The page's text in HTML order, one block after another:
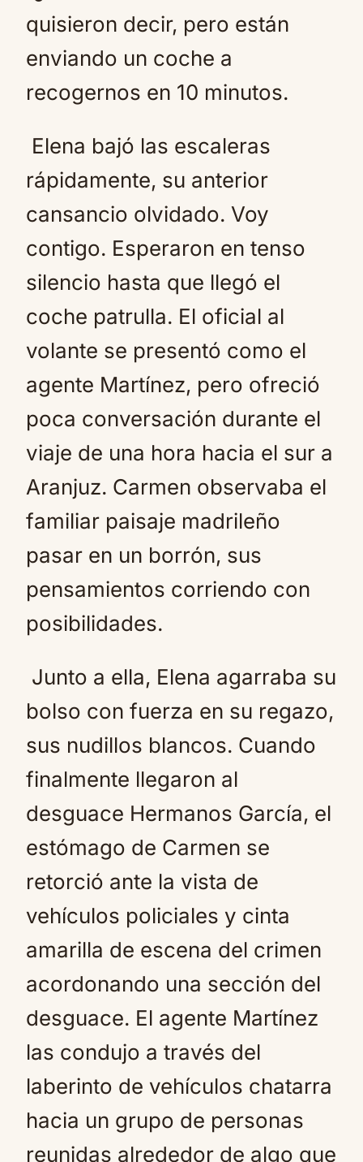
quisieron decir, pero están
enviando un coche a
recogernos en 10 minutos.
Elena bajó las escaleras
rápidamente, su anterior
cansancio olvidado. Voy
contigo. Esperaron en tenso
silencio hasta que llegó el
coche patrulla. El oficial al
volante se presentó como el
agente Martínez, pero ofreció
poca conversación durante el
viaje de una hora hacia el sur a
Aranjuz. Carmen observaba el
familiar paisaje madrileño
pasar en un borrón, sus
pensamientos corriendo con
posibilidades.
Junto a ella, Elena agarraba su
bolso con fuerza en su regazo,
sus nudillos blancos. Cuando
finalmente llegaron al
desguace Hermanos García, el
estómago de Carmen se
retorció ante la vista de
vehículos policiales y cinta
amarilla de escena del crimen
acordonando una sección del
desguace. El agente Martínez
las condujo a través del
laberinto de vehículos chatarra
hacia un grupo de personas
reunidas alrededor de algo que